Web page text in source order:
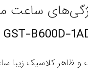
ساعت
و ظاهر کلاسیک زیبا